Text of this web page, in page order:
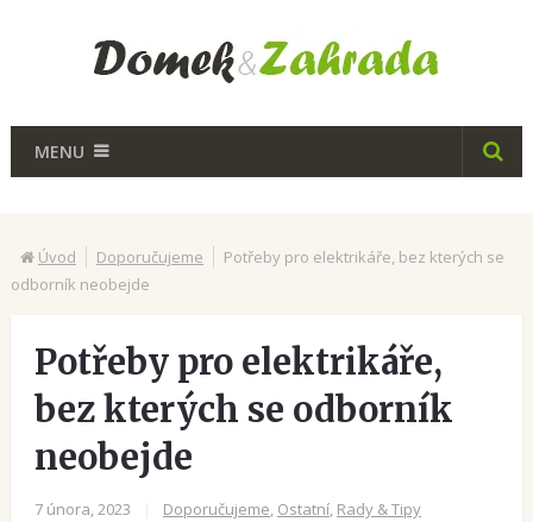
MENU
Úvod Doporučujeme
Potřeby pro elektrikáře, bez kterých se
odborník neobejde
Potřeby pro elektrikáře,
bez kterých se odborník
neobejde
7 února, 2023 Doporučujeme, Ostatní, Rady & Tipy